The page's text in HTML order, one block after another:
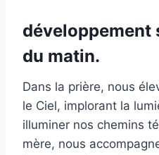
développement
du matin.
Dans la prière, nous
le Ciel, implorant la
illuminer nos chemins
mère, nous